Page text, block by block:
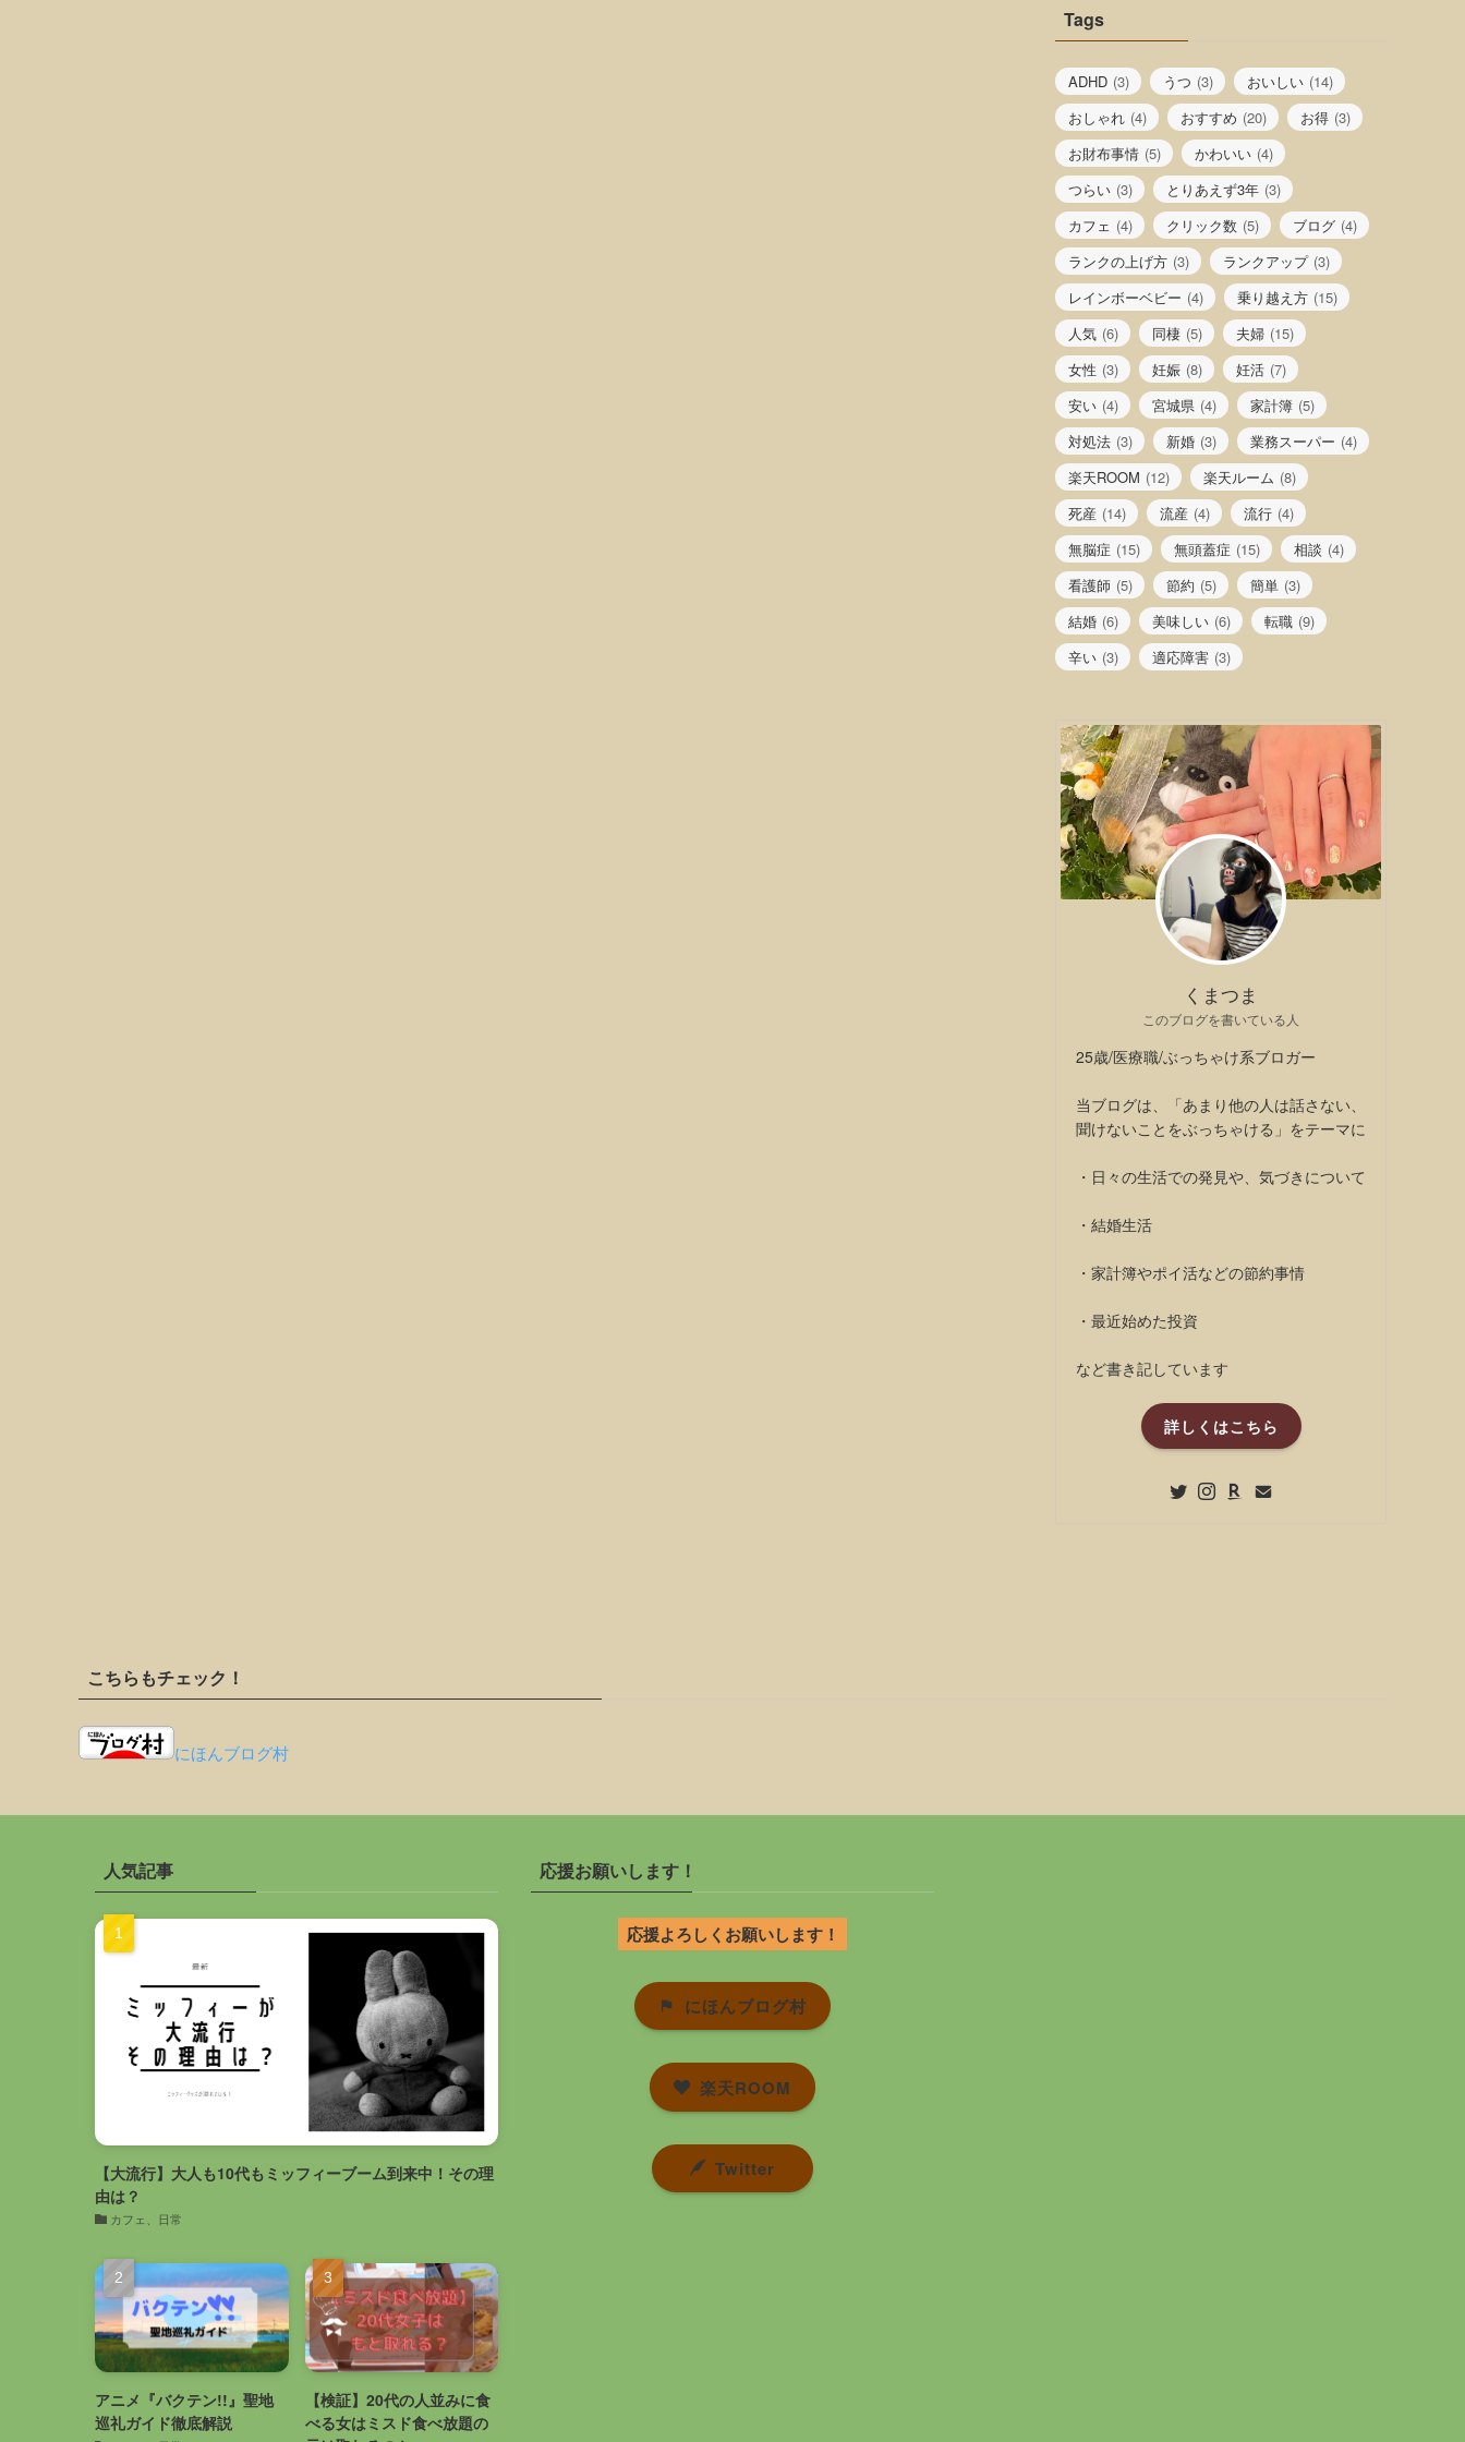
Tags
ADHD (3) うつ (3) おいしい (14)
おしゃれ (4) おすすめ (20) お得 (3)
お財布事情 (5) かわいい (4)
つらい (3) とりあえず3年 (3)
カフェ (4) クリック数 (5) ブログ (4)
ランクの上げ方 (3) ランクアップ (3)
レインボーベビー (4) 乗り越え方 (15)
人気 (6) 同棲 (5) 夫婦 (15)
女性 (3) 妊娠 (8) 妊活 (7)
安い (4) 宮城県 (4) 家計簿 (5)
対処法 (3) 新婚 (3) 業務スーパー (4)
楽天ROOM (12) 楽天ルーム (8)
死産 (14) 流産 (4) 流行 (4)
無脳症 (15) 無頭蓋症 (15) 相談 (4)
看護師 (5) 節約 (5) 簡単 (3)
結婚 (6) 美味しい (6) 転職 (9)
辛い (3) 適応障害 (3)
くまつま
このブログを書いている人
25歳/医療職/ぶっちゃけ系ブロガー
当ブログは、「あまり他の人は話さない、
聞けないことをぶっちゃける」をテーマに
・日々の生活での発見や、気づきについて
・結婚生活
・家計簿やポイ活などの節約事情
・最近始めた投資
など書き記しています
詳しくはこちら
こちらもチェック！
にほんブログ村
人気記事
【大流行】大人も10代もミッフィーブーム到来中！その理
由は？
カフェ、日常
アニメ『バクテン!!』聖地
巡礼ガイド徹底解説
【検証】20代の人並みに食
べる女はミスド食べ放題の
応援お願いします！
応援よろしくお願いします！
にほんブログ村
楽天ROOM
Twitter